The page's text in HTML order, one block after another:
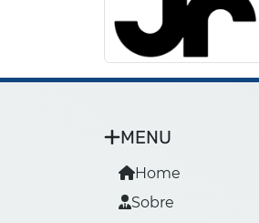
MENU
Home
Sobre